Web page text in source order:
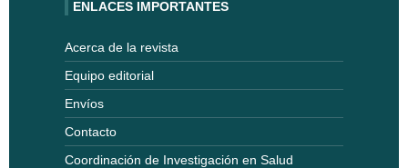
ENLACES IMPORTANTES
Acerca de la revista
Equipo editorial
Envíos
Contacto
Coordinación de Investigación en Salud